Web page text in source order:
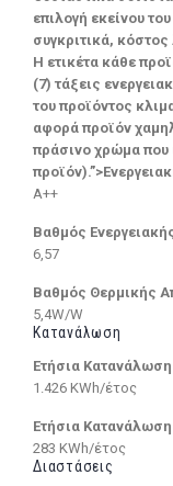
επιλογή εκείνου
συγκριτικά, κόστος
Η ετικέτα κάθε
(7) τάξεις
του προϊόντος
αφορά προϊόν
πράσινο χρώμα που
A++
Βαθμός
6,57
Βαθμός Θερμικής
5,4W/W
Κατανάλωση
Ετήσια
1.426 KWh/έτος
Ετήσια
283 KWh/έτος
Διαστάσεις